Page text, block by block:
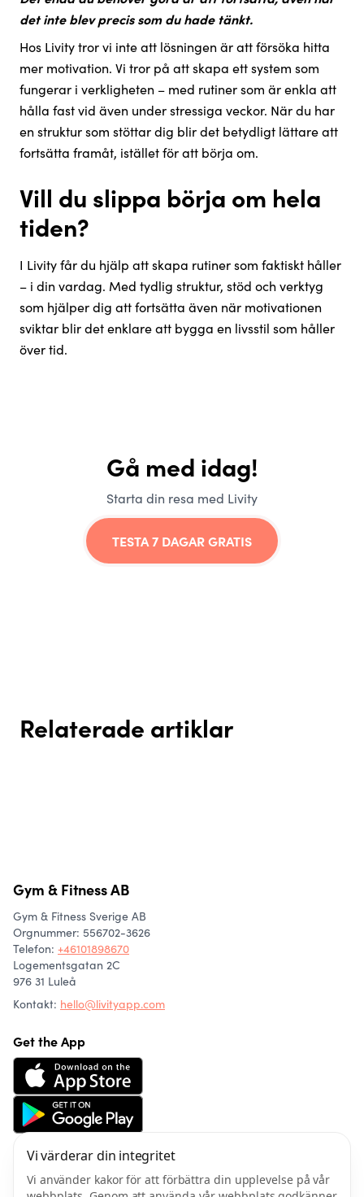
Vi värderar din integritet
Vi använder kakor för att förbättra din upplevelse på vår
det inte blev precis som du hade tänkt.
Hos Livity tror vi inte att lösningen är att försöka hitta
mer motivation. Vi tror på att skapa ett system som
fungerar i verkligheten – med rutiner som är enkla att
hålla fast vid även under stressiga veckor. När du har
en struktur som stöttar dig blir det betydligt lättare att
fortsätta framåt, istället för att börja om.
Vill du slippa börja om hela
tiden?
I Livity får du hjälp att skapa rutiner som faktiskt håller
– i din vardag. Med tydlig struktur, stöd och verktyg
som hjälper dig att fortsätta även när motivationen
sviktar blir det enklare att bygga en livsstil som håller
över tid.
Gå med idag!
Starta din resa med Livity
TESTA 7 DAGAR GRATIS
Relaterade artiklar
Gym & Fitness AB
Gym & Fitness Sverige AB
Orgnummer: 556702-3626
Telefon: +46101898670
Logementsgatan 2C
976 31 Luleå
Kontakt: hello@livityapp.com
Get the App
Om oss
Community